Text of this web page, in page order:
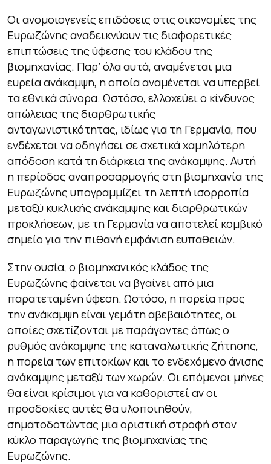
Οι ανομοιογενείς επιδόσεις στις οικονομίες της
Ευρωζώνης αναδεικνύουν τις διαφορετικές
επιπτώσεις της ύφεσης του κλάδου της
βιομηχανίας. Παρ’ όλα αυτά, αναμένεται μια
ευρεία ανάκαμψη, η οποία αναμένεται να υπερβεί
τα εθνικά σύνορα. Ωστόσο, ελλοχεύει ο κίνδυνος
απώλειας της διαρθρωτικής
ανταγωνιστικότητας, ιδίως για τη Γερμανία, που
ενδέχεται να οδηγήσει σε σχετικά χαμηλότερη
απόδοση κατά τη διάρκεια της ανάκαμψης. Αυτή
η περίοδος αναπροσαρμογής στη βιομηχανία της
Ευρωζώνης υπογραμμίζει τη λεπτή ισορροπία
μεταξύ κυκλικής ανάκαμψης και διαρθρωτικών
προκλήσεων, με τη Γερμανία να αποτελεί κομβικό
σημείο για την πιθανή εμφάνιση ευπαθειών.
Στην ουσία, ο βιομηχανικός κλάδος της
Ευρωζώνης φαίνεται να βγαίνει από μια
παρατεταμένη ύφεση. Ωστόσο, η πορεία προς
την ανάκαμψη είναι γεμάτη αβεβαιότητες, οι
οποίες σχετίζονται με παράγοντες όπως ο
ρυθμός ανάκαμψης της καταναλωτικής ζήτησης,
η πορεία των επιτοκίων και το ενδεχόμενο άνισης
ανάκαμψης μεταξύ των χωρών. Οι επόμενοι μήνες
θα είναι κρίσιμοι για να καθοριστεί αν οι
προσδοκίες αυτές θα υλοποιηθούν,
σηματοδοτώντας μια οριστική στροφή στον
κύκλο παραγωγής της βιομηχανίας της
Ευρωζώνης.